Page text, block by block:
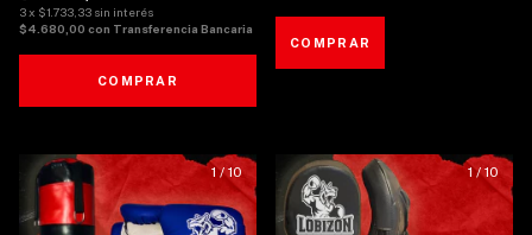
3x $1.733,33 sin interés
$4.680,00 con Transferencia Bancaria
COMPRAR
1/10 1/10